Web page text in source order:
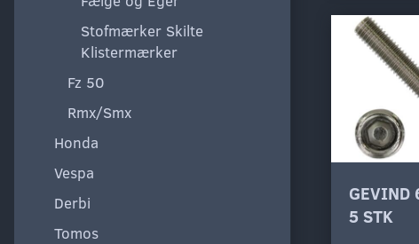
Stofmærker Skilte
Klistermærker
Fz 50
Rmx/Smx
Honda
Vespa
Derbi
Tomos
GEVIND
5 STK